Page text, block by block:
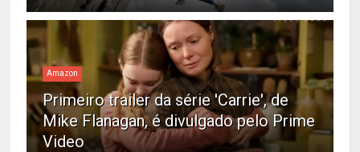
Amazon
Primeiro trailer da série 'Carrie', de
Mike Flanagan, é divulgado pelo Prime
Video